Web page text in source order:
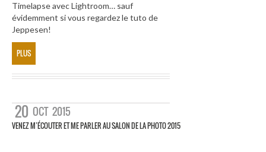
Timelapse avec Lightroom… sauf
évidemment si vous regardez le tuto de
Jeppesen!
PLUS
20 OCT 2015
VENEZ M’ÉCOUTER ET ME PARLER AU SALON DE LA PHOTO 2015